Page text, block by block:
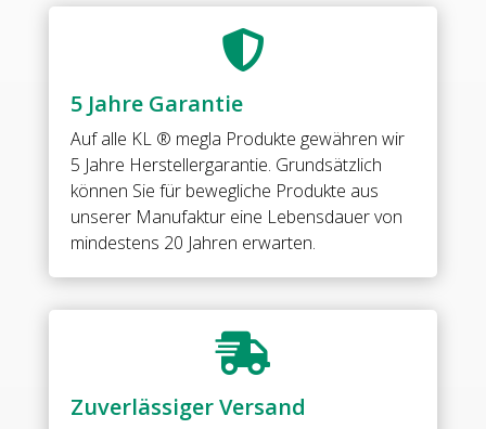
schwarz
Vollabdeckung
ESG
(Standard)
Connector

5 Jahre Garantie
Auf alle KL ® megla Produkte gewähren wir
5 Jahre Herstellergarantie. Grundsätzlich
können Sie für bewegliche Produkte aus
unserer Manufaktur eine Lebensdauer von
mindestens 20 Jahren erwarten.

Zuverlässiger Versand